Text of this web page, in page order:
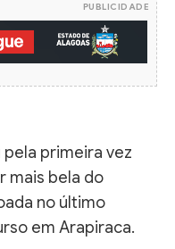
PUBLICIDADE
pela primeira vez
mais bela do
no último
em Arapiraca.